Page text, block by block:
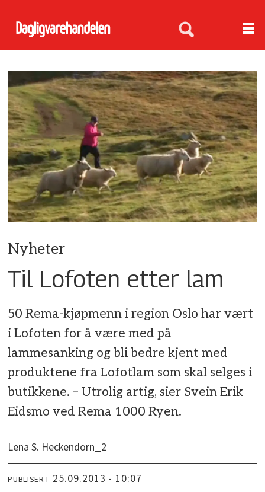
Nyheter
Til Lofoten etter lam
50 Rema-kjøpmenn i region Oslo har vært
i Lofoten for å være med på
lammesanking og bli bedre kjent med
produktene fra Lofotlam som skal selges i
butikkene. – Utrolig artig, sier Svein Erik
Eidsmo ved Rema 1000 Ryen.
Lena S. Heckendorn_2
PUBLISERT 25.09.2013 - 10:07